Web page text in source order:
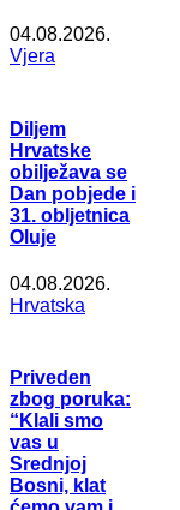
04.08.2026.
Vjera
Diljem
Hrvatske
obilježava se
Dan pobjede i
31. obljetnica
Oluje
04.08.2026.
Hrvatska
Priveden
zbog poruka:
“Klali smo
vas u
Srednjoj
Bosni, klat